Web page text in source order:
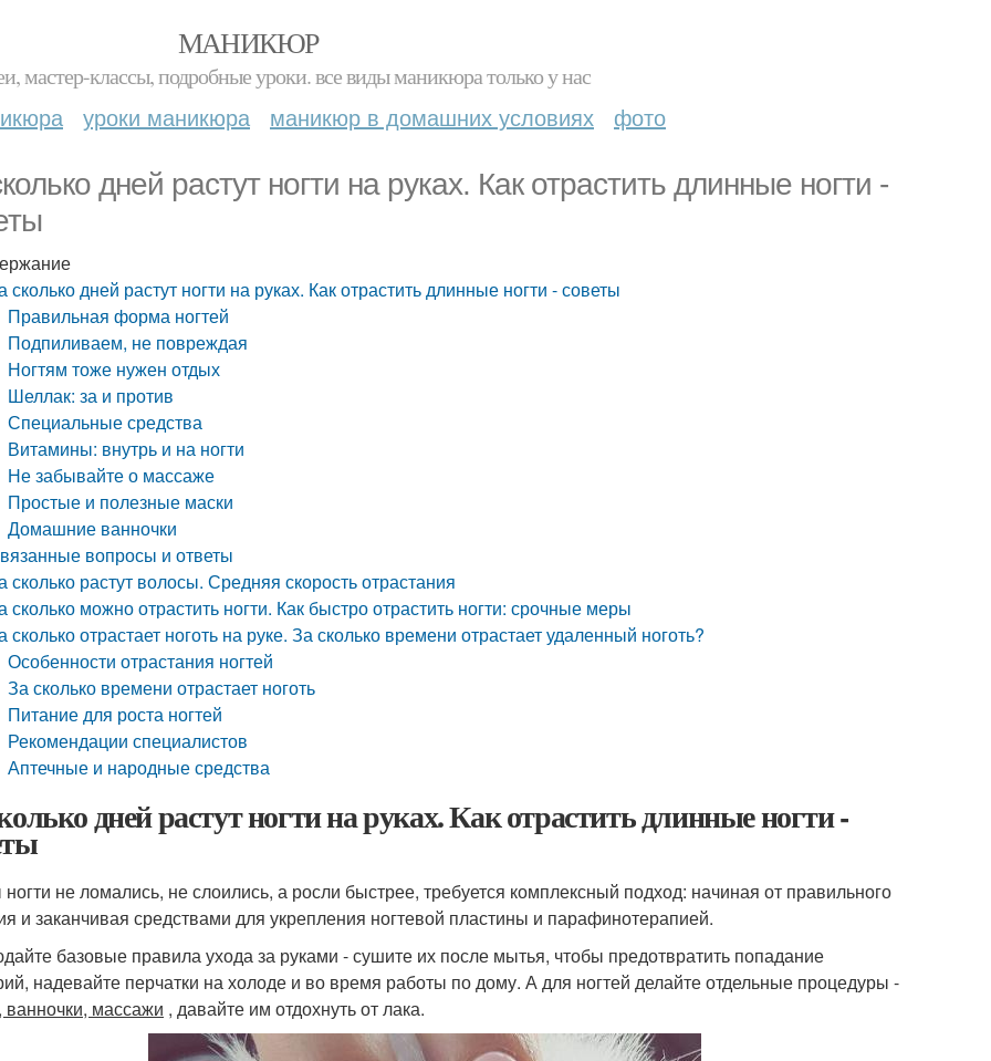
МАНИКЮР
мастер-классы, подробные уроки. все виды маникюра только у нас
уроки маникюра маникюр в домашних условиях фото
дней растут ногти на руках. Как отрастить длинные ногти -
сколько дней растут ногти на руках. Как отрастить длинные ногти - советы
Правильная форма ногтей
Подпиливаем, не повреждая
Ногтям тоже нужен отдых
Шеллак: за и против
Специальные средства
Витамины: внутрь и на ногти
Не забывайте о массаже
Простые и полезные маски
Домашние ванночки
вопросы и ответы
сколько растут волосы. Средняя скорость отрастания
сколько можно отрастить ногти. Как быстро отрастить ногти: срочные меры
сколько отрастает ноготь на руке. За сколько времени отрастает удаленный ноготь?
Особенности отрастания ногтей
За сколько времени отрастает ноготь
Питание для роста ногтей
Рекомендации специалистов
Аптечные и народные средства
дней растут ногти на руках. Как отрастить длинные ногти -
не ломались, не слоились, а росли быстрее, требуется комплексный подход: начиная от правильного
и заканчивая средствами для укрепления ногтевой пластины и парафинотерапией.
базовые правила ухода за руками - сушите их после мытья, чтобы предотвратить попадание
надевайте перчатки на холоде и во время работы по дому. А для ногтей делайте отдельные процедуры -
ванночки, массажи , давайте им отдохнуть от лака.